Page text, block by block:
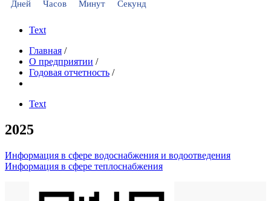
Дней Часов Минут Секунд
Text
Главная /
О предприятии /
Годовая отчетность /
Text
2025
Информация в сфере водоснабжения и водоотведения
Информация в сфере теплоснабжения